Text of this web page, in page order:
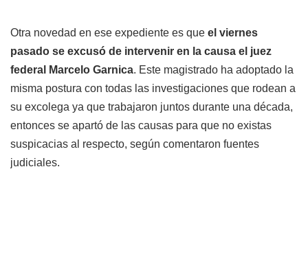
Otra novedad en ese expediente es que el viernes
pasado se excusó de intervenir en la causa el juez
federal Marcelo Garnica. Este magistrado ha adoptado la
misma postura con todas las investigaciones que rodean a
su excolega ya que trabajaron juntos durante una década,
entonces se apartó de las causas para que no existas
suspicacias al respecto, según comentaron fuentes
judiciales.